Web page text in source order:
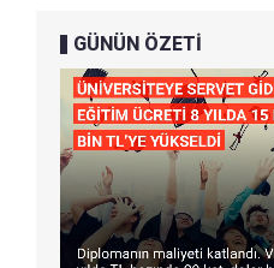
GÜNÜN ÖZETİ